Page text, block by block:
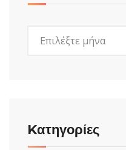
Kατηγορίες